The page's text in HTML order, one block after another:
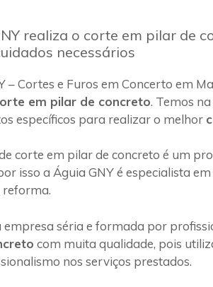
realiza o corte em pilar de
necessários
– Cortes e Furos em Concerto em
em pilar de concreto. Temos
específicos para realizar o melhor
corte em pilar de concreto é um
isso a Águia GNY é especialista em
reforma.
empresa séria e formada por
com muita qualidade, pois
nos serviços prestados.